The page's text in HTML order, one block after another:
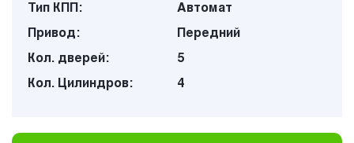
Тип КПП:
Автомат
Привод:
Передний
Кол. дверей:
5
Кол. Цилиндров:
4